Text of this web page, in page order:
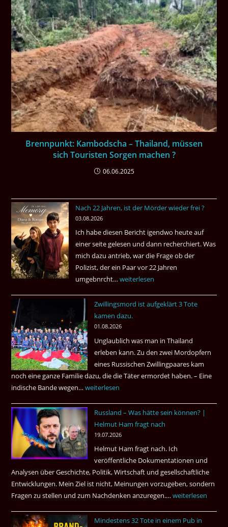
Brennpunkt: Kambodscha – Thailand, müssen
sich Touristen Sorgen machen ?
06.06.2025
Nach 22 Jahren, ist der Mörder wieder frei ?
03.08.2026
Ich habe diesen Bericht igendwo heute auf
einer seite gelesen und dann recherchiert. Was
mich dazu antrieb, war die Frage ob der
Polizist, der ein Paar vor 22 Jahren
umgebnrcht…Nach
Jahren,
ist
der
Mörder
wieder
frei
?
weiterlesen
Zwillingsmord ist aufgeklärt 3 Tote
kamen dazu.
01.08.2026
Unglaublich was man in Thailand
erleben kann. Zu den zwei Mordopfern
eines Russischen Zwillingpaares kam
noch eine ganze Familie dazu, die die Täter ermordet haben. – Eine
indische Bande wegen…Zwillingsmord
aufgeklärt
3
Tote
kamen
dazu.
weiterlesen
Russland – Was hätte sein können? |
Helmut Ham fragt nach
19.07.2026
Helmut Ham fragt nach. Ich
veröffentliche Dokumentationen und
Analysen über Geschichte, Politik, Wirtschaft und gesellschaftliche
Entwicklungen. Mein Ziel ist nicht, Meinungen vorzugeben, sondern
Fragen zu stellen und zum Nachdenken anzuregen.…Russland
Was
weiterlesen
Mindestens 32 Tote in einem Pub in